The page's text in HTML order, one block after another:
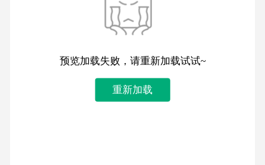
预览加载失败，请重新加载试试~
重新加载